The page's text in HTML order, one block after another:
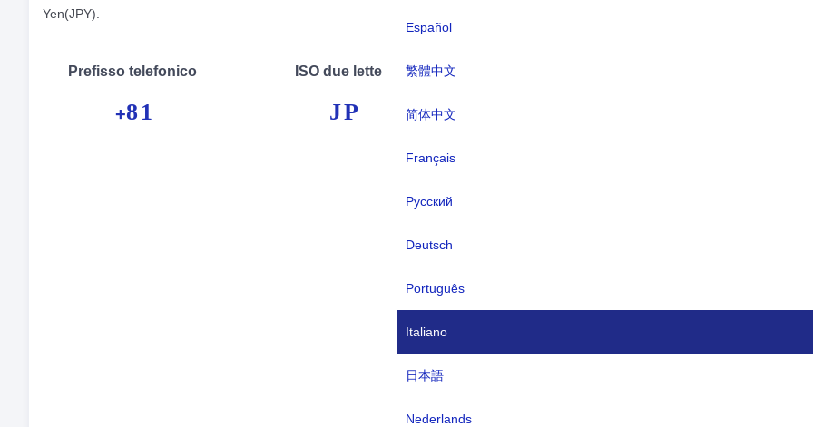
Español
繁體中文
简体中文
Français
Русский
Deutsch
Português
Italiano
日本語
Nederlands
Yen(JPY).
Prefisso telefonico
+81
ISO due lettere
JP
Valuta:
Le lingue:
Ora legale: Non applicabile
(Tokio)